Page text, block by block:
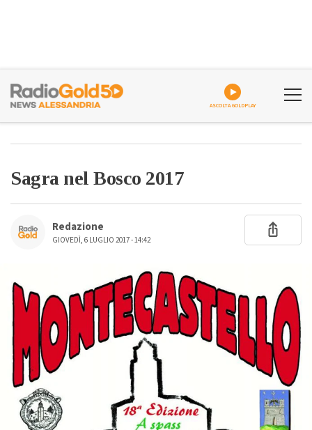
ASCOLTA GOLDPLAY
Sagra nel Bosco 2017
Redazione
GIOVEDÌ, 6 LUGLIO 2017 - 14:42